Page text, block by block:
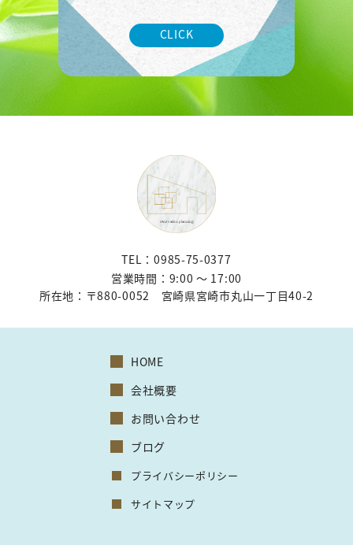
CLICK
TEL：0985-75-0377
営業時間：9:00 〜 17:00
所在地： 〒880-0052 宮崎県宮崎市丸山一丁目40-2
HOME
会社概要
お問い合わせ
ブログ
プライバシーポリシー
サイトマップ